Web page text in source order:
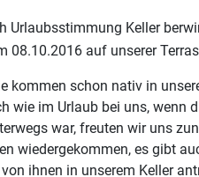
08.10.2016 auf unserer
schon nativ in
wie im Urlaub bei uns,
war, freuten wir uns
wiedergekommen, es gibt
ihnen in unserem Keller